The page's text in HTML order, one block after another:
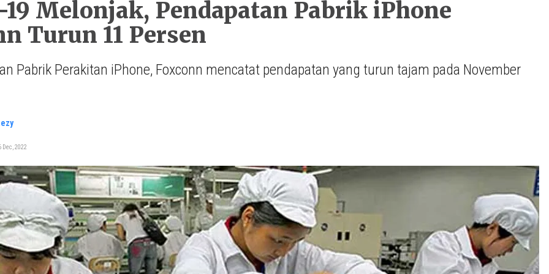
19 Melonjak, Pendapatan Pabrik iPhone
Turun 11 Persen
Pabrik Perakitan iPhone, Foxconn mencatat pendapatan yang turun tajam pada November
Dec, 2022